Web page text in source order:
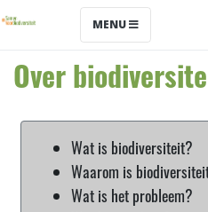
MENU
Over
Wat is biodiversiteit?
Waarom is
Wat is het probleem?